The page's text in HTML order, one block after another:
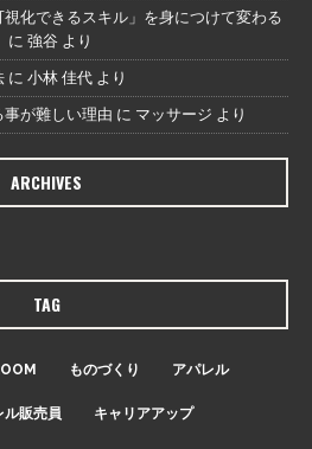
化できるスキル」を身につけて変わる
に 強谷 より
に 小林 佳代 より
が難しい理由 に マッサージ より
ARCHIVES
TAG
ものづくり アパレル
ル販売員 キャリアアップ